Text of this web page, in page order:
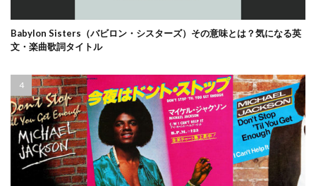
Babylon Sisters（バビロン・シスターズ）その意味とは？気になる英
文・楽曲歌詞タイトル